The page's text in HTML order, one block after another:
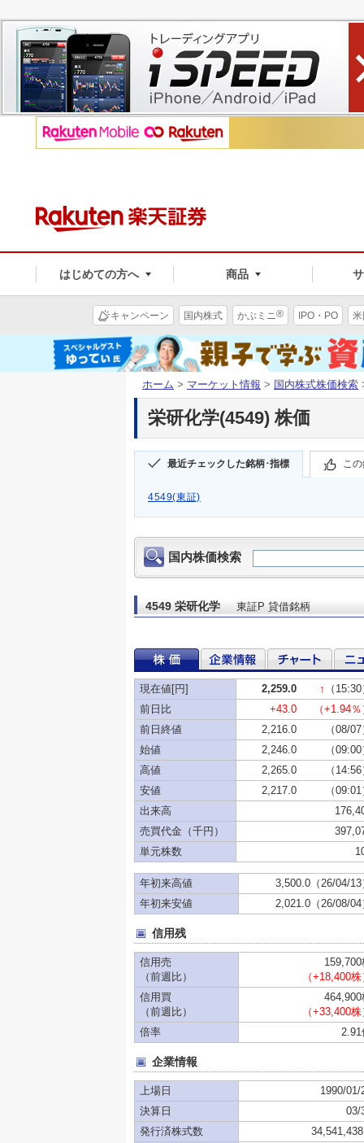
はじめての方へ 商品
キャンペーン 国内株式 かぶミニ® IPO・PO
ホーム > マーケット情報 > 国内株式株価検索
栄研化学(4549) 株価
最近チェックした銘柄･指標 こ
4549(東証)